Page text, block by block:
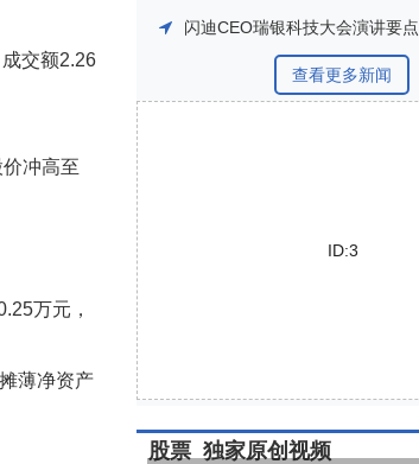
交额2.26
冲高至
万元，
薄净资产
闪迪CEO瑞银科技大会演讲要点
查看更多新闻
ID:3
股票 独家原创视频